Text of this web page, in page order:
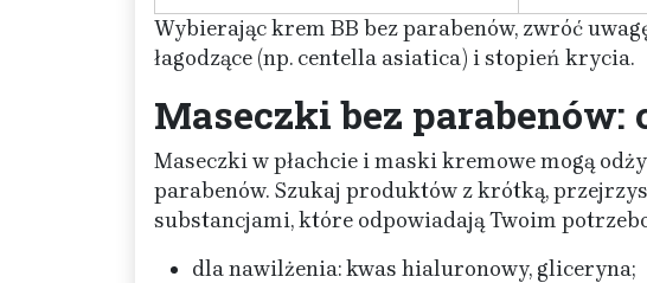
Wybierając krem BB bez parabenów, zwróć
łagodzące (np. centella asiatica) i stopień krycia.
Maseczki bez parabenów:
Maseczki w płachcie i maski kremowe mogą
parabenów. Szukaj produktów z krótką,
substancjami, które odpowiadają Twoim
dla nawilżenia: kwas hialuronowy, gliceryna;